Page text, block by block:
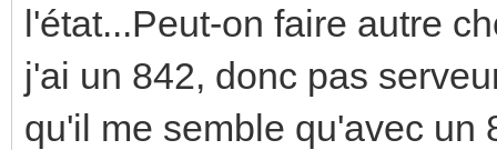
l'état...Peut-on faire autre
j'ai un 842, donc pas
qu'il me semble qu'avec un